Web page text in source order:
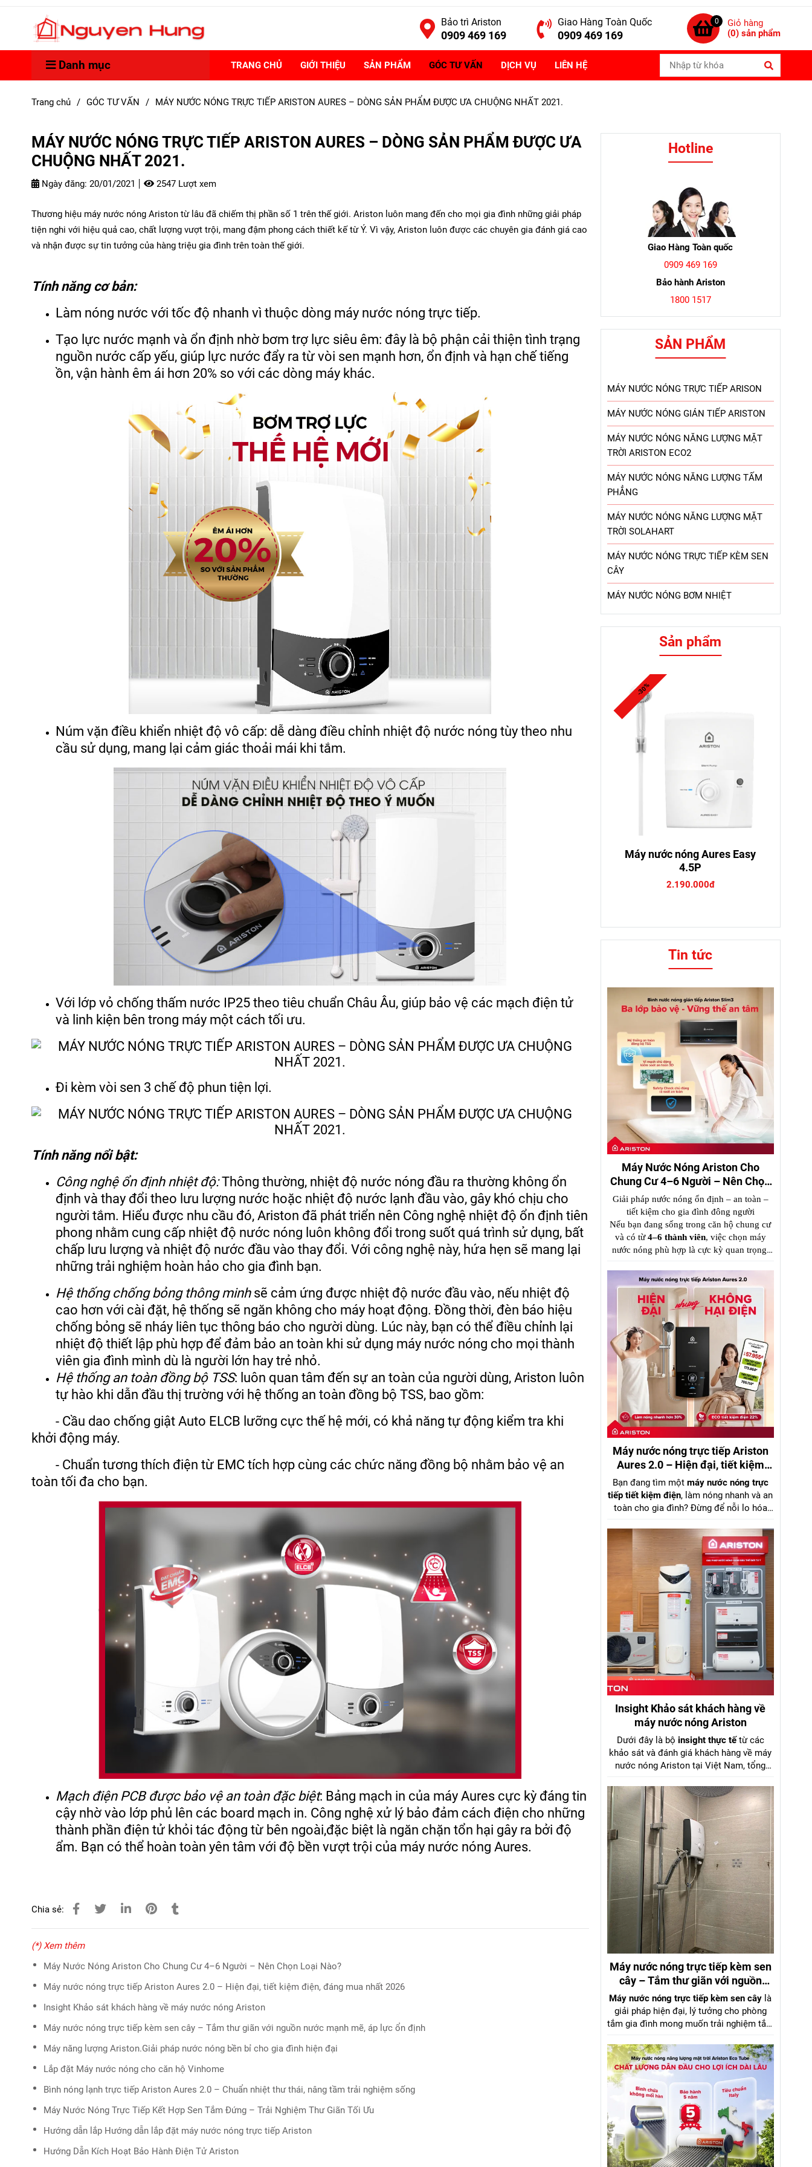
Bảo trì Ariston
0909 469 169
Giao Hàng Toàn Quốc
0909 469 169
0
Giỏ hàng
(0) sản phẩm
Danh mục TRANG CHỦ GIỚI THIỆU SẢN PHẨM GÓC TƯ VẤN DỊCH VỤ LIÊN HỆ
Trang chủ / GÓC TƯ VẤN / MÁY NƯỚC NÓNG TRỰC TIẾP ARISTON AURES – DÒNG SẢN PHẨM ĐƯỢC ƯA CHUỘNG NHẤT 2021.
MÁY NƯỚC NÓNG TRỰC TIẾP ARISTON AURES – DÒNG SẢN PHẨM ĐƯỢC ƯA
CHUỘNG NHẤT 2021.
Ngày đăng: 20/01/2021 2547 Lượt xem
Thương hiệu máy nước nóng Ariston từ lâu đã chiếm thị phần số 1 trên thế giới. Ariston luôn mang đến cho mọi gia đình những giải pháp
tiện nghi với hiệu quả cao, chất lượng vượt trội, mang đậm phong cách thiết kế từ Ý. Vì vậy, Ariston luôn được các chuyên gia đánh giá cao
và nhận được sự tin tưởng của hàng triệu gia đình trên toàn thế giới.
Tính năng cơ bản:
Làm nóng nước với tốc độ nhanh vì thuộc dòng máy nước nóng trực tiếp.
Tạo lực nước mạnh và ổn định nhờ bơm trợ lực siêu êm: đây là bộ phận cải thiện tình trạng
nguồn nước cấp yếu, giúp lực nước đẩy ra từ vòi sen mạnh hơn, ổn định và hạn chế tiếng
ồn, vận hành êm ái hơn 20% so với các dòng máy khác.
Núm vặn điều khiển nhiệt độ vô cấp: dễ dàng điều chỉnh nhiệt độ nước nóng tùy theo nhu
cầu sử dụng, mang lại cảm giác thoải mái khi tắm.
Với lớp vỏ chống thấm nước IP25 theo tiêu chuẩn Châu Âu, giúp bảo vệ các mạch điện tử
và linh kiện bên trong máy một cách tối ưu.
Đi kèm vòi sen 3 chế độ phun tiện lợi.
Tính năng nổi bật:
Công nghệ ổn định nhiệt độ:Thông thường, nhiệt độ nước nóng đầu ra thường không ổn
định và thay đổi theo lưu lượng nước hoặc nhiệt độ nước lạnh đầu vào, gây khó chịu cho
người tắm. Hiểu được nhu cầu đó, Ariston đã phát triển nên Công nghệ nhiệt độ ổn định tiên
phong nhằm cung cấp nhiệt độ nước nóng luôn không đổi trong suốt quá trình sử dụng, bất
chấp lưu lượng và nhiệt độ nước đầu vào thay đổi. Với công nghệ này, hứa hẹn sẽ mang lại
những trải nghiệm hoàn hảo cho gia đình bạn.
Hệ thống chống bỏng thông minh sẽ cảm ứng được nhiệt độ nước đầu vào, nếu nhiệt độ
cao hơn với cài đặt, hệ thống sẽ ngăn không cho máy hoạt động. Đồng thời, đèn báo hiệu
chống bỏng sẽ nháy liên tục thông báo cho người dùng. Lúc này, bạn có thể điều chỉnh lại
nhiệt độ thiết lập phù hợp để đảm bảo an toàn khi sử dụng máy nước nóng cho mọi thành
viên gia đình mình dù là người lớn hay trẻ nhỏ.
Hệ thống an toàn đồng bộ TSS: luôn quan tâm đến sự an toàn của người dùng, Ariston luôn
tự hào khi dẫn đầu thị trường với hệ thống an toàn đồng bộ TSS, bao gồm:
- Cầu dao chống giật Auto ELCB lưỡng cực thế hệ mới, có khả năng tự động kiểm tra khi
khởi động máy.
- Chuẩn tương thích điện từ EMC tích hợp cùng các chức năng đồng bộ nhằm bảo vệ an
toàn tối đa cho bạn.
Mạch điện PCB được bảo vệ an toàn đặc biệt: Bảng mạch in của máy Aures cực kỳ đáng tin
cậy nhờ vào lớp phủ lên các board mạch in. Công nghệ xử lý bảo đảm cách điện cho những
thành phần điện tử khỏi tác động từ bên ngoài,đặc biệt là ngăn chặn tổn hại gây ra bởi độ
ẩm. Bạn có thể hoàn toàn yên tâm với độ bền vượt trội của máy nước nóng Aures.
Chia sẻ:
(*) Xem thêm
Máy Nước Nóng Ariston Cho Chung Cư 4–6 Người – Nên Chọn Loại Nào?
Máy nước nóng trực tiếp Ariston Aures 2.0 – Hiện đại, tiết kiệm điện, đáng mua nhất 2026
Insight Khảo sát khách hàng về máy nước nóng Ariston
Máy nước nóng trực tiếp kèm sen cây – Tắm thư giãn với nguồn nước mạnh mẽ, áp lực ổn định
Máy năng lượng Ariston.Giải pháp nước nóng bền bỉ cho gia đình hiện đại
Lắp đặt Máy nước nóng cho căn hộ Vinhome
Bình nóng lạnh trực tiếp Ariston Aures 2.0 – Chuẩn nhiệt thư thái, nâng tầm trải nghiệm sống
Máy Nước Nóng Trực Tiếp Kết Hợp Sen Tắm Đứng – Trải Nghiệm Thư Giãn Tối Ưu
Hướng dẫn lắp Hướng dẫn lắp đặt máy nước nóng trực tiếp Ariston
Hướng Dẫn Kích Hoạt Bảo Hành Điện Tử Ariston
Hotline
Giao Hàng Toàn quốc
0909 469 169
Bảo hành Ariston
1800 1517
SẢN PHẨM
MÁY NƯỚC NÓNG TRỰC TIẾP ARISON
MÁY NƯỚC NÓNG GIÁN TIẾP ARISTON
MÁY NƯỚC NÓNG NĂNG LƯỢNG MẶT
TRỜI ARISTON ECO2
MÁY NƯỚC NÓNG NĂNG LƯỢNG TẤM
PHẲNG
MÁY NƯỚC NÓNG NĂNG LƯỢNG MẶT
TRỜI SOLAHART
MÁY NƯỚC NÓNG TRỰC TIẾP KÈM SEN
CÂY
MÁY NƯỚC NÓNG BƠM NHIỆT
Sản phẩm
Máy nước nóng Aures Easy
4.5P
2.190.000đ
-30%
Tin tức
Máy Nước Nóng Ariston Cho
Chung Cư 4–6 Người – Nên Chọn
Loại Nào?
Giải pháp nước nóng ổn định – an toàn –
tiết kiệm cho gia đình đông người
Nếu bạn đang sống trong căn hộ chung cư
và có từ4–6 thành viên, việc chọn máy
nước nóng phù hợp là cực kỳ quan trọng.
nước nóng, trong khi chọn sai loại có thể
tốn điện và nguy hiểm.
Máy nước nóng trực tiếp Ariston
Aures 2.0 – Hiện đại, tiết kiệm
điện, đáng mua nhất 2026
Bạn đang tìm một máy nước nóng trực
tiếp tiết kiệm điện, làm nóng nhanh và an
toàn cho gia đình? Đừng để nỗi lo hóa
lúc nâng cấp trải nghiệm phòng tắm với
Ariston Aures 2.0
– giải pháp tối ưu giữa
hiệu suất mạnh mẽ
vàchi phí vận hành
thấp
Insight Khảo sát khách hàng về
máy nước nóng Ariston
Dưới đây là bộ insight thực tếtừ các
khảo sát và đánh giá khách hàng về máy
nước nóng Ariston tại Việt Nam, tổng
Chọn 2025, báo cáo Mordor Intelligence
2024–2029, GFK Việt Nam và review
người dùng trên diễn đàn điện máy. kèm
số liệu cụ thể từ aristonviet.com.
Máy nước nóng trực tiếp kèm sen
cây – Tắm thư giãn với nguồn
nước mạnh mẽ, áp lực ổn định
Máy nước nóng trực tiếp kèm sen cây là
giải pháp hiện đại, lý tưởng cho phòng
tắm gia đình mong muốn trải nghiệm tắm
nghệ làm nóng tức thì và
sen cây đồng
thau cao cấp, sản phẩm mang lại luồng
nước mạnh, ổn định ngay cả khi áp lực
nước yếu, nhờ trang bị bơm trợ lực tiên
tiến.